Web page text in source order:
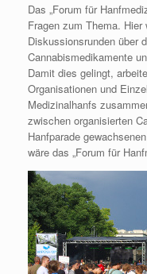
Das „Forum für
Fragen zum Thema. Hier
Diskussionsrunden über
Cannabismedikamente
Damit dies gelingt,
Organisationen und
Medizinalhanfs
zwischen organisierten
Hanfparade
wäre das „Forum für